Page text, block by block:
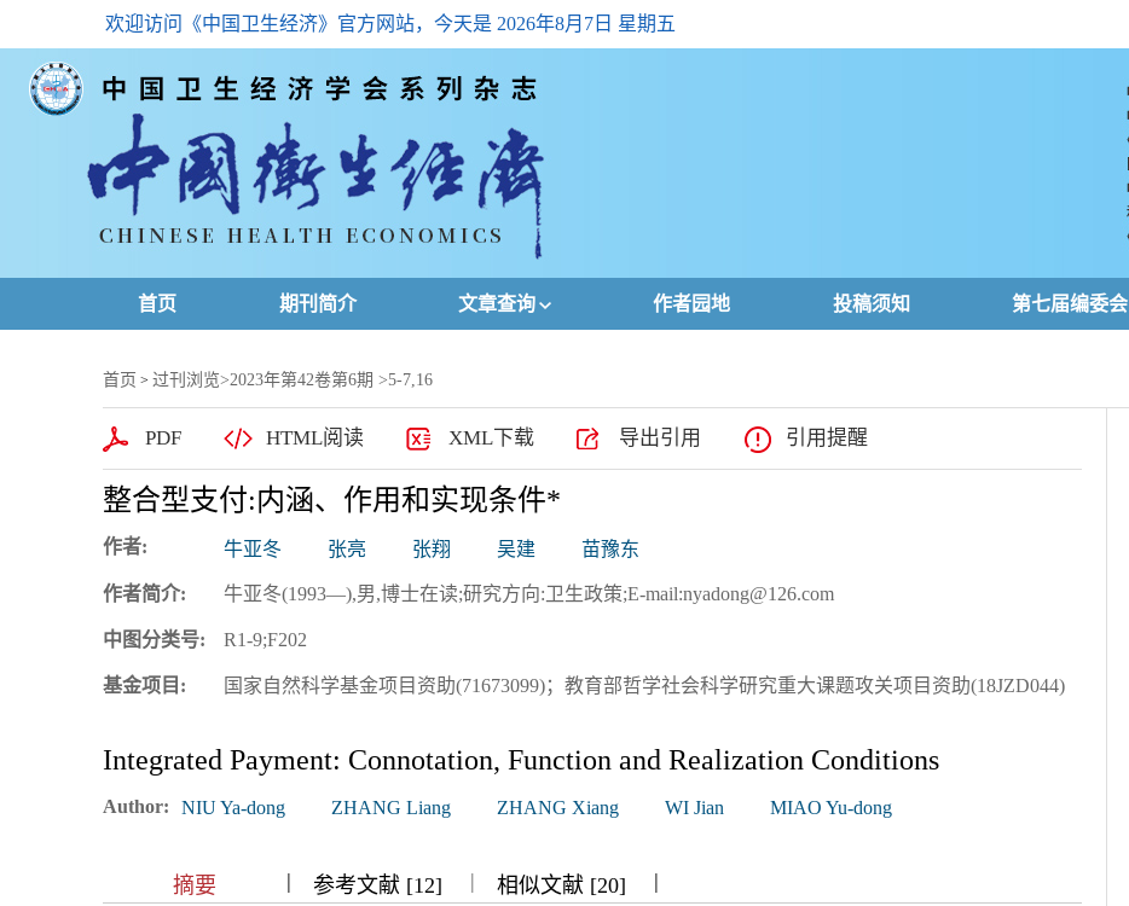
欢迎访问《中国卫生经济》官方网站，今天是 2026年8月7日 星期五
首页 期刊简介 文章查询
高级查询
下载排名
浏览排名
作者园地 投稿须知 第七届编委会
首页 > 过刊浏览>2023年第42卷第6期 >5-7,16
PDF HTML阅读 XML下载 导出引用 引用提醒
整合型支付:内涵、作用和实现条件*
作者: 牛亚冬 张亮 张翔 吴建 苗豫东
作者简介: 牛亚冬(1993—),男,博士在读;研究方向:卫生政策;E-mail:nyadong@126.com
中图分类号: R1-9;F202
基金项目: 国家自然科学基金项目资助(71673099)；教育部哲学社会科学研究重大课题攻关项目资助(18JZD044)
Integrated Payment: Connotation, Function and Realization Conditions
Author: NIU Ya-dong ZHANG Liang ZHANG Xiang WI Jian MIAO Yu-dong
摘要 ||| 参考文献 [12] | 相似文献 [20] |||